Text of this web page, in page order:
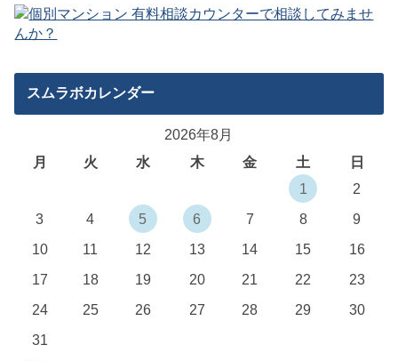
スムラボカレンダー
2026年8月
月
火 水 木 金 土
日
1
2
3
4 5 6 7 8
9
10
11 12 13 14 15
16
17
18 19 20 21 22
23
24
25 26 27 28 29
30
31